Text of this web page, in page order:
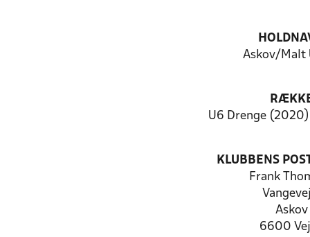
Askov/Malt
U6 Drenge
KLUBBENS
Frank
Askov
6600